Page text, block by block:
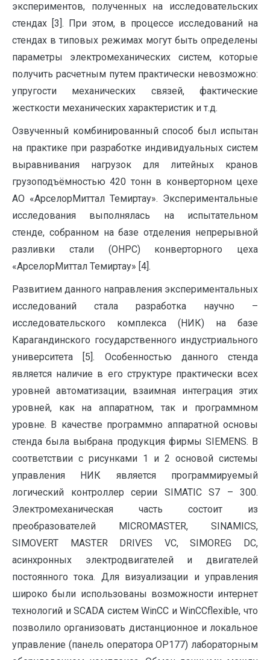
экспериментов, полученных на исследовательских
стендах [3]. При этом, в процессе исследований на
стендах в типовых режимах могут быть определены
параметры электромеханических систем, которые
получить расчетным путем практически невозможно:
упругости механических связей, фактические
жесткости механических характеристик и т.д.
Озвученный комбинированный способ был испытан
на практике при разработке индивидуальных систем
выравнивания нагрузок для литейных кранов
грузоподъёмностью 420 тонн в конверторном цехе
АО «АрселорМиттал Темиртау». Экспериментальные
исследования выполнялась на испытательном
стенде, собранном на базе отделения непрерывной
разливки стали (ОНРС) конверторного цеха
«АрселорМиттал Темиртау» [4].
Развитием данного направления экспериментальных
исследований стала разработка научно –
исследовательского комплекса (НИК) на базе
Карагандинского государственного индустриального
университета [5]. Особенностью данного стенда
является наличие в его структуре практически всех
уровней автоматизации, взаимная интеграция этих
уровней, как на аппаратном, так и программном
уровне. В качестве программно аппаратной основы
стенда была выбрана продукция фирмы SIEMENS. В
соответствии с рисунками 1 и 2 основой системы
управления НИК является программируемый
логический контроллер серии SIMATIC S7 – 300.
Электромеханическая часть состоит из
преобразователей MICROMASTER, SINAMICS,
SIMOVERT MASTER DRIVES VC, SIMOREG DC,
асинхронных электродвигателей и двигателей
постоянного тока. Для визуализации и управления
широко были использованы возможности интернет
технологий и SCADA систем WinCC и WinCCflexible, что
позволило организовать дистанционное и локальное
управление (панель оператора ОР177) лабораторным